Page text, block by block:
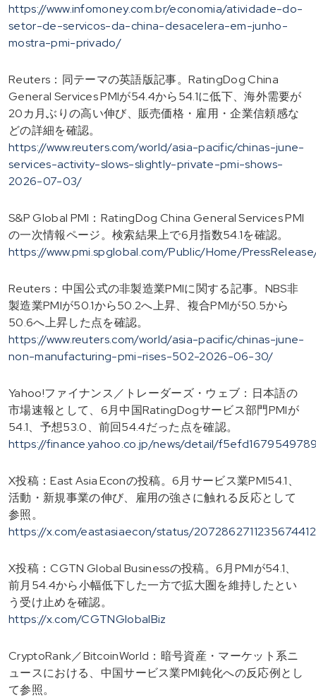
https://www.infomoney.com.br/economia/atividade-do-
setor-de-servicos-da-china-desacelera-em-junho-
mostra-pmi-privado/
Reuters：同テーマの英語版記事。RatingDog China
General Services PMIが54.4から54.1に低下、海外需要が
20カ月ぶりの高い伸び、販売価格・雇用・企業信頼感な
どの詳細を確認。
https://www.reuters.com/world/asia-pacific/chinas-june-
services-activity-slows-slightly-private-pmi-shows-
2026-07-03/
S&P Global PMI：RatingDog China General Services PMI
の一次情報ページ。検索結果上で6月指数54.1を確認。
https://www.pmi.spglobal.com/Public/Home/
Reuters：中国公式の非製造業PMIに関する記事。NBS非
製造業PMIが50.1から50.2へ上昇、複合PMIが50.5から
50.6へ上昇した点を確認。
https://www.reuters.com/world/asia-pacific/chinas-june-
non-manufacturing-pmi-rises-502-2026-06-30/
Yahoo!ファイナンス／トレーダーズ・ウェブ：日本語の
市場速報として、6月中国RatingDogサービス部門PMIが
54.1、予想53.0、前回54.4だった点を確認。
https://finance.yahoo.co.jp/news/detail/
X投稿：East Asia Econの投稿。6月サービス業PMI54.1、
活動・新規事業の伸び、雇用の強さに触れる反応として
参照。
https://x.com/eastasiaecon/status/2072862711235674412
X投稿：CGTN Global Businessの投稿。6月PMIが54.1、
前月54.4から小幅低下した一方で拡大圏を維持したとい
う受け止めを確認。
https://x.com/CGTNGlobalBiz
CryptoRank／BitcoinWorld：暗号資産・マーケット系ニ
ュースにおける、中国サービス業PMI鈍化への反応例とし
て参照。